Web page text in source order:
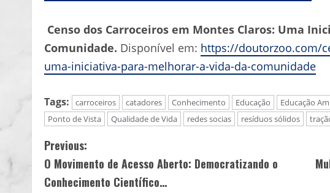
Censo dos Carroceiros em Montes Claros: Uma
Comunidade. Disponível em: https://doutorzoo.com/
uma-iniciativa-para-melhorar-a-vida-da-comunidade
Tags: carroceiros catadores Conhecimento Educação Educação
Ponto de Vista
Qualidade de Vida redes socias resíduos sólidos
C
o
Previous:
O Movimento de Acesso Aberto: Democratizando o
Conhecimento Científico…